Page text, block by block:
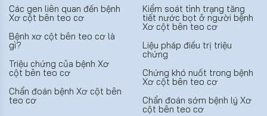
Các gen liên quan đến bệnh
Xơ cột bên teo cơ
Bệnh xơ cột bên teo cơ là
gì?
Triệu chứng của bệnh Xơ
cột bên teo cơ
Chẩn đoán bệnh Xơ cột bên
teo cơ
Kiểm soát tình trạng tăng
tiết nước bọt ở người bệnh
Xơ cột bên teo cơ
Liệu pháp điều trị triệu
chứng
Chứng khó nuốt trong bệnh
Xơ cột bên teo cơ
Chẩn đoán sớm bệnh lý Xơ
cột bên teo cơ